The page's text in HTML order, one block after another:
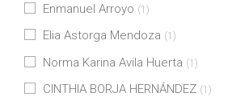
Enmanuel Arroyo (1)
Elia Astorga Mendoza (1)
Norma Karina Avila Huerta (1)
CINTHIA BORJA HERNÁNDEZ (1)